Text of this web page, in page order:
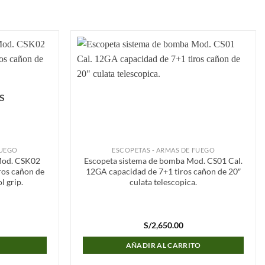
CSK02
cañon de
grip.
ESCOPETAS - ARMAS DE FUEGO
Escopeta sistema de bomba Mod. CS01 Cal.
12GA capacidad de 7+1 tiros cañon de 20″
culata telescopica.
S/2,650.00
AÑADIR AL CARRITO